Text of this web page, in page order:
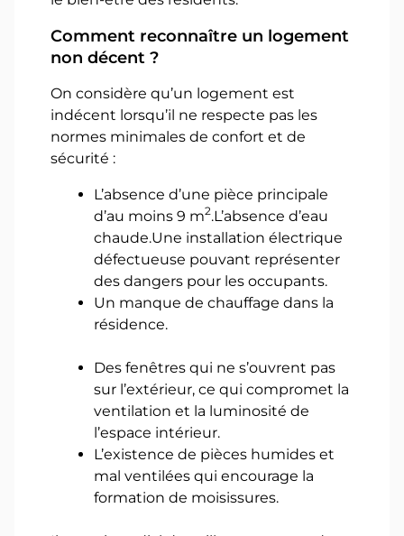
Comment reconnaître un logement
non décent ?
On considère qu’un logement est
indécent lorsqu’il ne respecte pas les
normes minimales de confort et de
sécurité :
L’absence d’une pièce principale
d’au moins 9 m2.L’absence d’eau
chaude.Une installation électrique
défectueuse pouvant représenter
des dangers pour les occupants.
Un manque de chauffage dans la
résidence.
Des fenêtres qui ne s’ouvrent pas
sur l’extérieur, ce qui compromet la
ventilation et la luminosité de
l’espace intérieur.
L’existence de pièces humides et
mal ventilées qui encourage la
formation de moisissures.